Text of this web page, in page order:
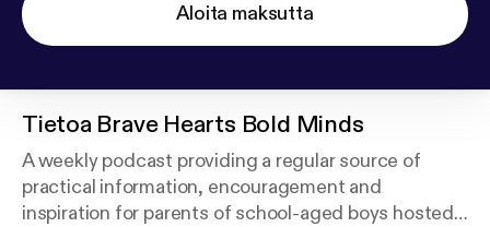
Aloita maksutta
Tietoa Brave Hearts Bold Minds
A weekly podcast providing a regular source of
practical information, encouragement and
inspiration for parents of school-aged boys hosted